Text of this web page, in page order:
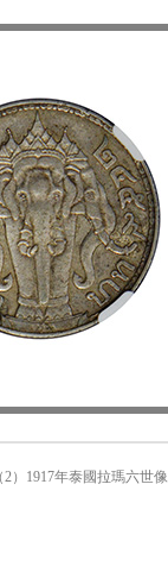
）1917年泰國拉瑪六世